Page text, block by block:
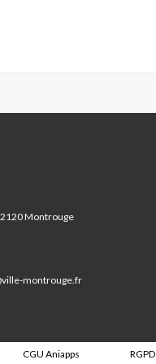
Montrouge
montrouge.fr
CGU Aniapps RGPD